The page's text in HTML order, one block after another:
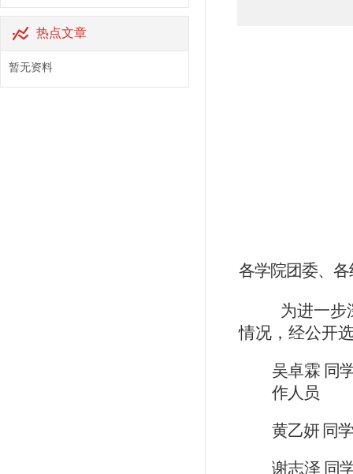
热点文章
暂无资料
各学院团委、
为进一步
情况，经公开
吴卓霖 同
作人员
黄乙妍 同
谢志泽 同